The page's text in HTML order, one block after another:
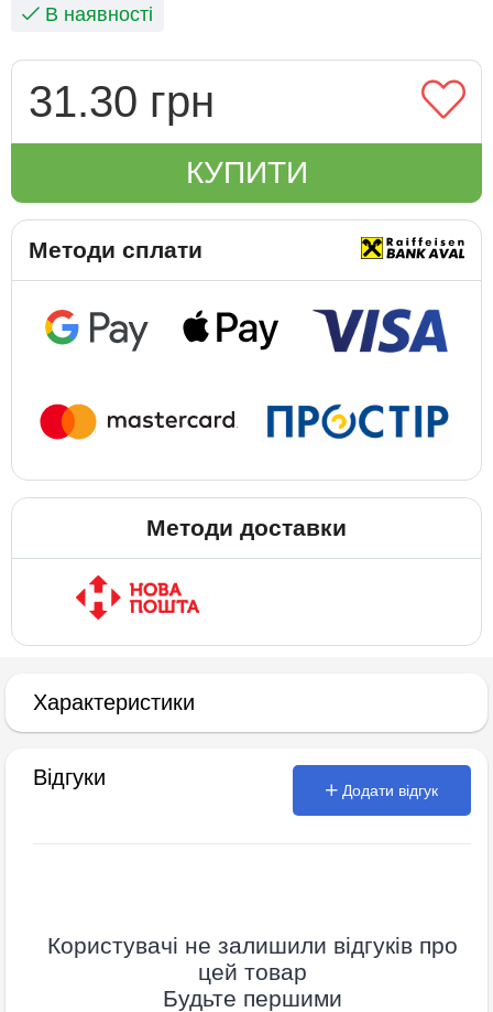
В наявності
31.30 грн
КУПИТИ
Методи сплати
Методи доставки
Характеристики
Відгуки
Додати відгук
Користувачі не залишили відгуків про
цей товар
Будьте першими